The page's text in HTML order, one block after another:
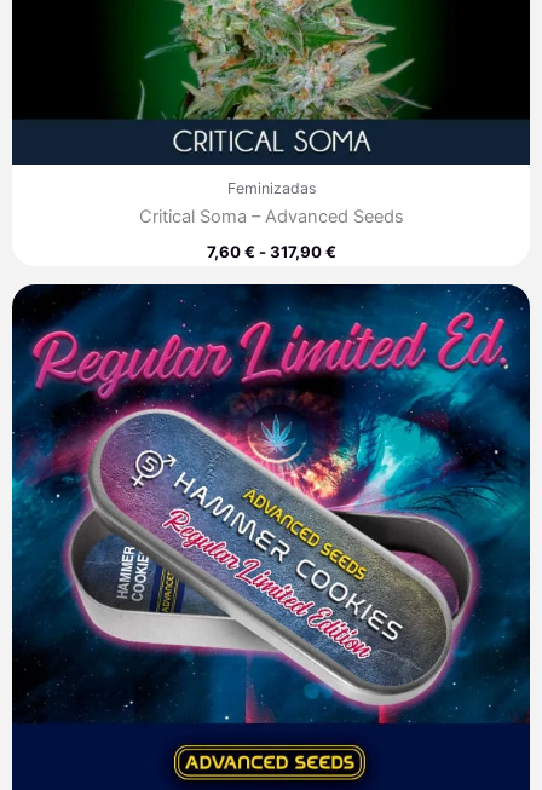
Feminizadas
Critical Soma – Advanced Seeds
7,60€ - 317,90€